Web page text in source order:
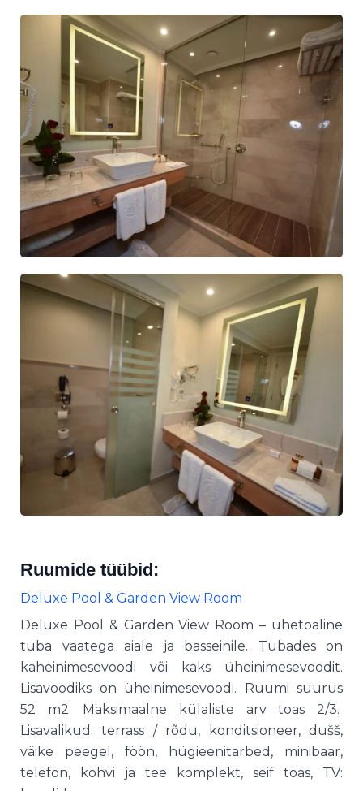
Ruumide tüübid:
Deluxe Pool & Garden View Room
Deluxe Pool & Garden View Room – ühetoaline
tuba vaatega aiale ja basseinile. Tubades on
kaheinimesevoodi või kaks üheinimesevoodit.
Lisavoodiks on üheinimesevoodi. Ruumi suurus
52 m2. Maksimaalne külaliste arv toas 2/3.
Lisavalikud: terrass / rõdu, konditsioneer, dušš,
väike peegel, föön, hügieenitarbed, minibaar,
telefon, kohvi ja tee komplekt, seif toas, TV: